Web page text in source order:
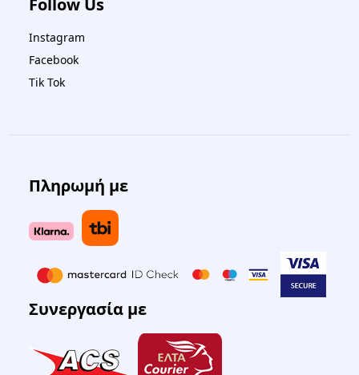
Follow Us
Instagram
Facebook
Tik Tok
Πληρωμή με
Συνεργασία με